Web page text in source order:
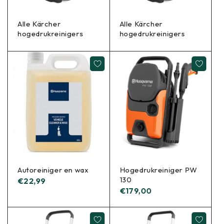
Alle Kärcher
hogedrukreinigers
Alle Kärcher
hogedrukreinigers
Autoreiniger en wax
€22,99
Hogedrukreiniger PW
130
€179,00